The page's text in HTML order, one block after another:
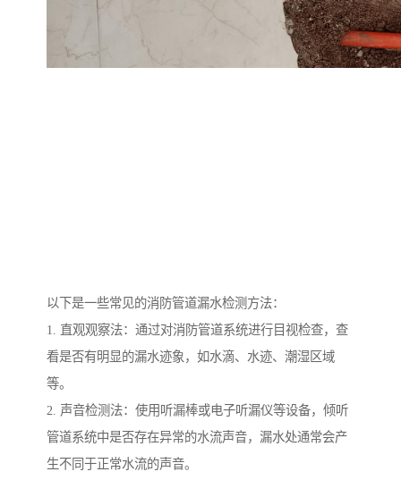
以下是一些常见的消防管道漏水检测方法：
1. 直观观察法：通过对消防管道系统进行目视检查，查
看是否有明显的漏水迹象，如水滴、水迹、潮湿区域
等。
2. 声音检测法：使用听漏棒或电子听漏仪等设备，倾听
管道系统中是否存在异常的水流声音，漏水处通常会产
生不同于正常水流的声音。